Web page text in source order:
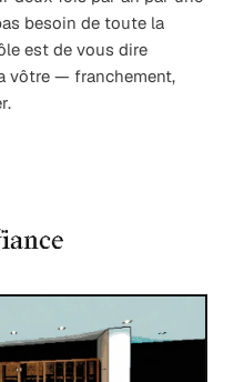
besoin de toute la
est de vous dire
vôtre — franchement,